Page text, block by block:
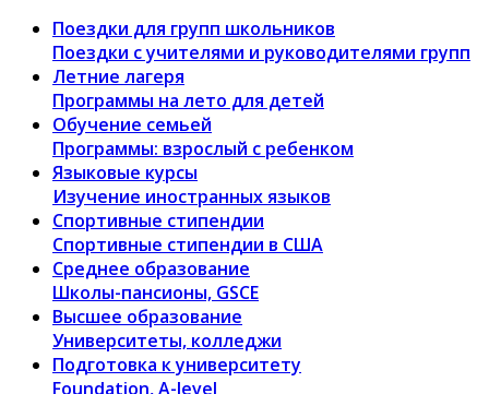
Поездки для групп школьников
Поездки с учителями и руководителями групп
Летние лагеря
Программы на лето для детей
Обучение семьей
Программы: взрослый с ребенком
Языковые курсы
Изучение иностранных языков
Спортивные стипендии
Спортивные стипендии в США
Среднее образование
Школы-пансионы, GSCE
Высшее образование
Университеты, колледжи
Подготовка к университету
Foundation, A-level